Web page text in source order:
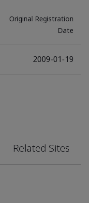
Original Registration
Date
2009-01-19
Related Sites